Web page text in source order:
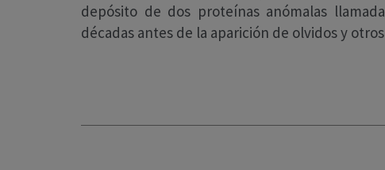
depósito de dos proteínas anómalas
décadas antes de la aparición de olvidos y